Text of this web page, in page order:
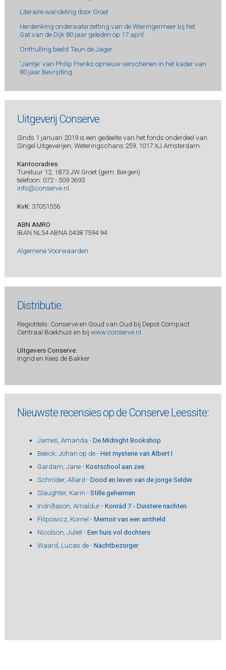
Literaire wandeling door Groet
Herdenking onderwaterzetting van de Wieringermeer bij het
Gat van de Dijk 80 jaar geleden op 17 april
Onthulling beeld Teun de Jager
'Jantje' van Philip Freriks opnieuw verschenen in het kader van
80 jaar Bevrijding
Uitgeverij Conserve
Sinds 1 januari 2019 is een gedeelte van het fonds onderdeel van
Singel Uitgeverijen, Weteringschans 259, 1017 XJ Amsterdam.
Kantooradres:
Tureluur 12, 1873 JW Groet (gem. Bergen)
telefoon: 072 - 509 3693
info@conserve.nl
KvK: 37051556
ABN AMRO
IBAN NL54 ABNA 0438 7594 94
Algemene Voorwaarden
Distributie:
Regiotitels: Conserve en Goud van Oud bij Depot Compact
Centraal Boekhuis en bij www.conserve.nl
Uitgevers Conserve:
Ingrid en Kees de Bakker
Nieuwste recensies op de Conserve Leessite:
James, Amanda -De Midnight Bookshop
Beeck, Johan op de -Het mysterie van Albert I
Gardam, Jane -Kostschool aan zee
Schröder, Allard -Dood en leven van de jonge Selder
Slaughter, Karin -Stille geheimen
Indriðason, Arnaldur -Konrád 7 - Duistere nachten
Filipowicz, Kornel -Memoir van een antiheld
Nicolson, Juliet -Een huis vol dochters
Waard, Lucas de -Nachtbezorger